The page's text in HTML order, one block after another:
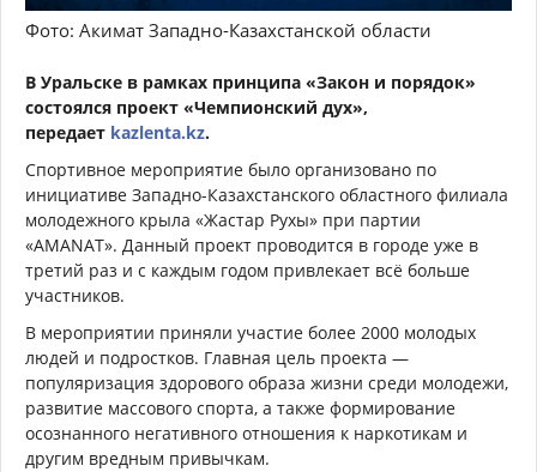
Фото: Акимат Западно-Казахстанской области
В Уральске в рамках принципа «Закон и порядок»
состоялся проект «Чемпионский дух»,
передает kazlenta.kz.
Спортивное мероприятие было организовано по
инициативе Западно-Казахстанского областного филиала
молодежного крыла «Жастар Рухы» при партии
«AMANAT». Данный проект проводится в городе уже в
третий раз и с каждым годом привлекает всё больше
участников.
В мероприятии приняли участие более 2000 молодых
людей и подростков. Главная цель проекта —
популяризация здорового образа жизни среди молодежи,
развитие массового спорта, а также формирование
осознанного негативного отношения к наркотикам и
другим вредным привычкам.